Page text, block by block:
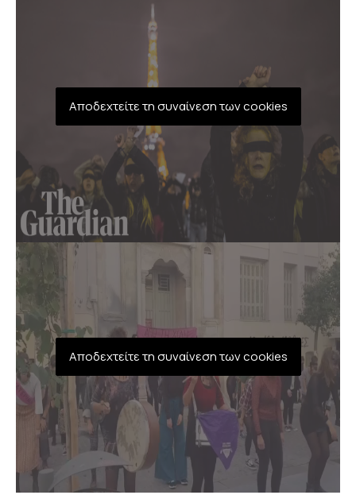
Αποδεχτείτε τη συναίνεση των cookies
Αποδεχτείτε τη συναίνεση των cookies